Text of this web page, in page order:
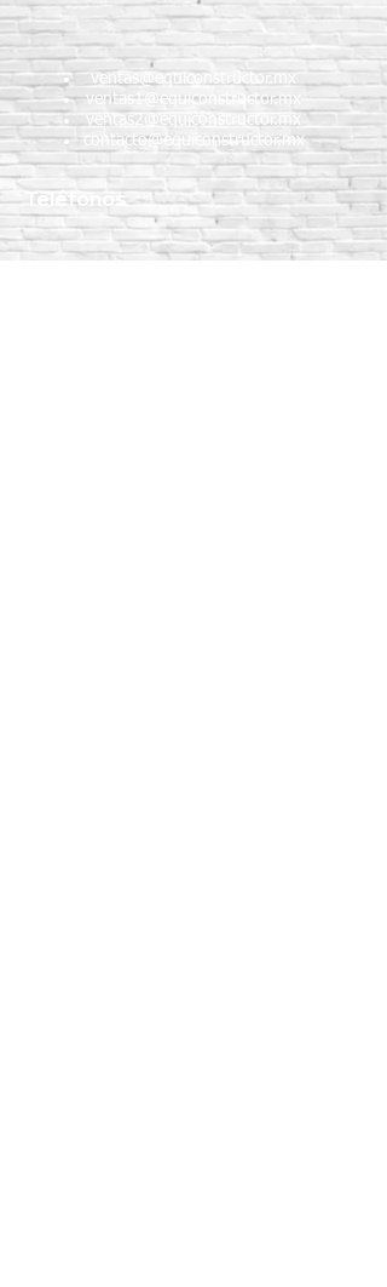
ventas@equiconstructor.mx
ventas1@equiconstructor.mx
ventas2@equiconstructor.mx
contacto@equiconstructor.mx
Teléfonos